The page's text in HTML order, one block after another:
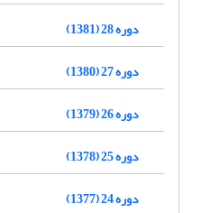
دوره 28 (1381)
دوره 27 (1380)
دوره 26 (1379)
دوره 25 (1378)
دوره 24 (1377)